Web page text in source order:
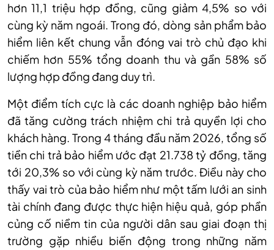
hơn 11,1 triệu hợp đồng, cũng giảm 4,5% so với
cùng kỳ năm ngoái. Trong đó, dòng sản phẩm bảo
hiểm liên kết chung vẫn đóng vai trò chủ đạo khi
chiếm hơn 55% tổng doanh thu và gần 58% số
lượng hợp đồng đang duy trì.
Một điểm tích cực là các doanh nghiệp bảo hiểm
đã tăng cường trách nhiệm chi trả quyền lợi cho
khách hàng. Trong 4 tháng đầu năm 2026, tổng số
tiền chi trả bảo hiểm ước đạt 21.738 tỷ đồng, tăng
tới 20,3% so với cùng kỳ năm trước. Điều này cho
thấy vai trò của bảo hiểm như một tấm lưới an sinh
tài chính đang được thực hiện hiệu quả, góp phần
củng cố niềm tin của người dân sau giai đoạn thị
trường gặp nhiều biến động trong những năm